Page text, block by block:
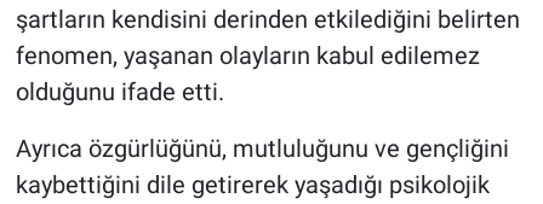
şartların kendisini derinden etkilediğini belirten
fenomen, yaşanan olayların kabul edilemez
olduğunu ifade etti.
Ayrıca özgürlüğünü, mutluluğunu ve gençliğini
kaybettiğini dile getirerek yaşadığı psikolojik